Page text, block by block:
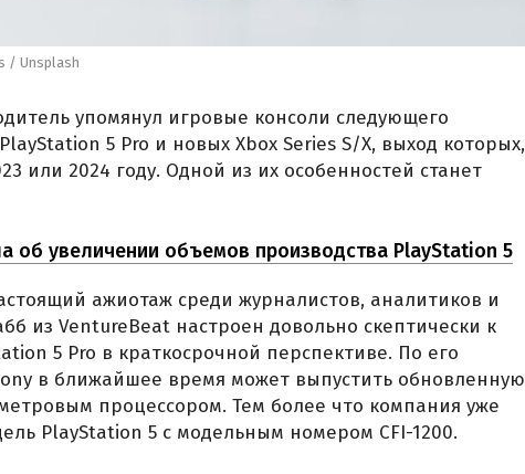
/ Unsplash
упомянул игровые консоли следующего
5 Pro и новых Xbox Series S/X, выход которых,
или 2024 году. Одной из их особенностей станет
об увеличении объемов производства PlayStation 5
ажиотаж среди журналистов, аналитиков и
из VentureBeat настроен довольно скептически к
5 Pro в краткосрочной перспективе. По его
в ближайшее время может выпустить обновленную
процессором. Тем более что компания уже
PlayStation 5 с модельным номером CFI-1200.